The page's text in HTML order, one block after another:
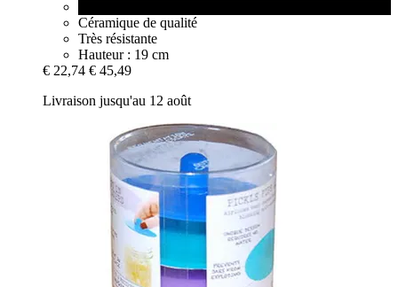
Céramique de qualité
Très résistante
Hauteur : 19 cm
€ 22,74 € 45,49
Livraison jusqu'au 12 août